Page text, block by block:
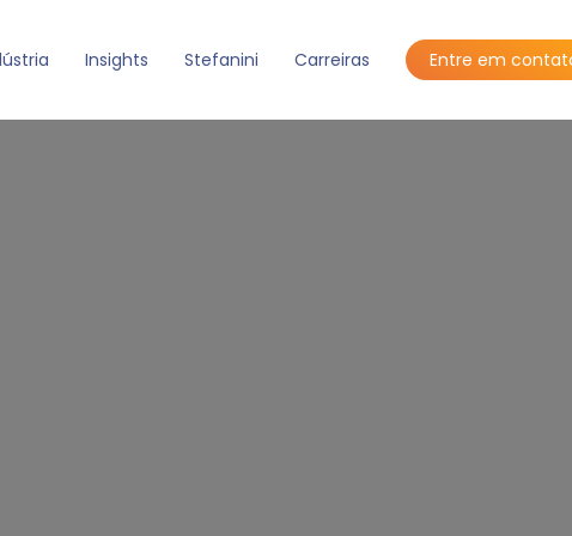
Insights Stefanini Carreiras Entre em